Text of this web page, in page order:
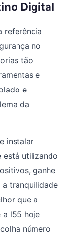
Digital
referência
no
tão
e
e
da
instalar
está utilizando
ganhe
tranquilidade
que a
a l55 hoje
número